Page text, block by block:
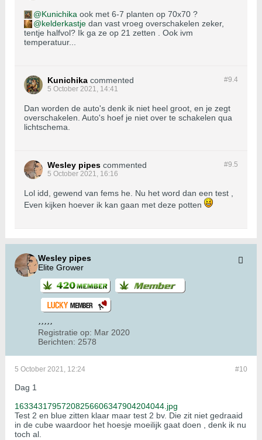
Kunichika ook met 6-7 planten op 70x70 ?
kelderkastje dan vast vroeg overschakelen zeker,
tentje halfvol? Ik ga ze op 21 zetten . Ook ivm
temperatuur...
#9.4
Kunichika commented
5 October 2021, 14:41
Dan worden de auto's denk ik niet heel groot, en je zegt
overschakelen. Auto's hoef je niet over te schakelen qua
lichtschema.
#9.5
Wesley pipes commented
5 October 2021, 16:16
Lol idd, gewend van fems he. Nu het word dan een test ,
Even kijken hoever ik kan gaan met deze potten
Wesley pipes
Elite Grower
Registratie op: Mar 2020
Berichten: 2578
#10
5 October 2021, 12:24
Dag 1
16334317957208256606347904204044.jpg
Test 2 en blue zitten klaar maar test 2 bv. Die zit niet gedraaid
in de cube waardoor het hoesje moeilijk gaat doen , denk ik nu
toch al.